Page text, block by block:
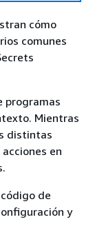
cómo
comunes
programas
Mientras
distintas
en
de
y